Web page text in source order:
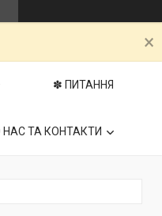
✽ ПИТАННЯ
ТА КОНТАКТИ